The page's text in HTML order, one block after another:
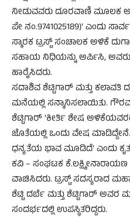
ನೀಡುವವರು ದೂರವಾಣಿ ಮೂಲಕ
ಪೇ ನಂ.9741025189)’ ಎಂದು
ಸ್ಮಾರಕ ಟ್ರಸ್ಟ್ ಸಂಚಾಲಕ ಅಳಿಕೆ
ಸಹಾಯ ನಿಧಿಯನ್ನು ಅರ್ಪಿಸಿ, ಅವರು
ಹಾರೈಸಿದರು.
ಸದಾಶಿವ ಶೆಟ್ಟಿಗಾರ್ ಮತ್ತು ಕಲಾವತಿ
ಮನೆಯಲ್ಲಿ ಸನ್ಮಾನಿಸಲಾಯಿತು.
ಶೆಟ್ಟಿಗಾರ್ ‘ಕೀರ್ತಿ ಶೇಷ
ಜೊತೆಯಲ್ಲಿ ಒಂದು ವೇಷ
ಧನ್ಯತೆಯ ಭಾವ ಮೂಡಿದೆ’ ಎಂದು
ಕವಿ – ಸಂಘಟಕ ಕೆ.ಲಕ್ಷ್ಮೀನಾರಾಯಣ
ವಾಚಿಸಿದರು. ಟ್ರಸ್ಟ್ ಸದಸ್ಯರಾದ
ಶೆಟ್ಟಿ ದರ್ಬೆ ಮತ್ತು ಶೆಟ್ಟಿಗಾರ್
ಸಂದರ್ಭದಲ್ಲಿ ಉಪಸ್ಥಿತರಿದ್ದರು.